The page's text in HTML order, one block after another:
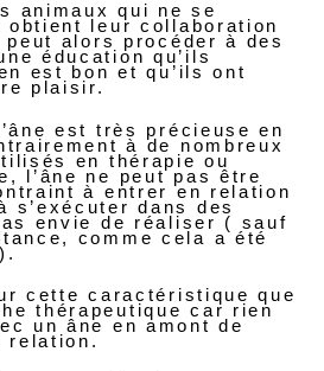
animaux qui ne se
obtient leur collaboration
peut alors procéder à des
éducation qu’ils
est bon et qu’ils ont
plaisir.
est très précieuse en
à de nombreux
en thérapie ou
l’âne ne peut pas être
à entrer en relation
s’exécuter dans des
envie de réaliser ( sauf
comme cela a été
cette caractéristique que
thérapeutique car rien
un âne en amont de
relation.